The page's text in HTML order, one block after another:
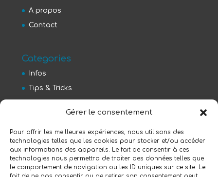
Gérer le consentement
Pour offrir les meilleures expériences, nous utilisons des
technologies telles que les cookies pour stocker et/ou accéder
aux informations des appareils. Le fait de consentir à ces
technologies nous permettra de traiter des données telles que
le comportement de navigation ou les ID uniques sur ce site. Le
A propos
Contact
Categories
Infos
Tips & Tricks
xRover REHA au salon Reva 2025
xRover aux 10Km de Uccle 2025
Mobilité douce pour les PMR